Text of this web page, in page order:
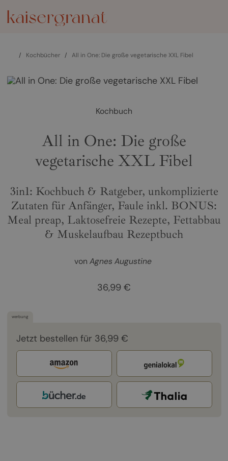
/ Kochbücher / All in One: Die große vegetarische XXL Fibel
Kochbuch
All in One: Die große
vegetarische XXL Fibel
3in1: Kochbuch & Ratgeber, unkomplizierte
Zutaten für Anfänger, Faule inkl. BONUS:
Meal preap, Laktosefreie Rezepte, Fettabbau
& Muskelaufbau Rezeptbuch
vonAgnes Augustine
36,99 €
werbung
Jetzt bestellen für 36,99 €